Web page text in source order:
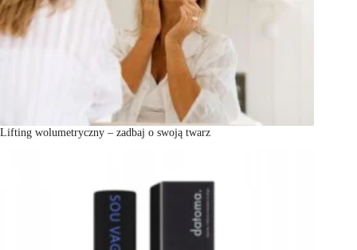
Lifting wolumetryczny – zadbaj o swoją twarz